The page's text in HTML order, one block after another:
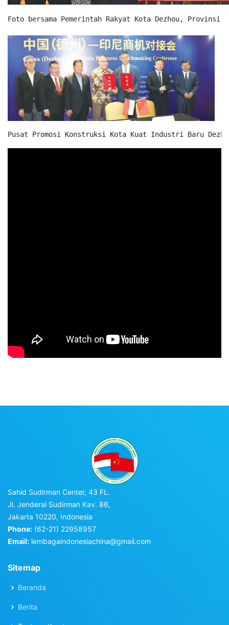
Foto bersama Pemerintah Rakyat Kota Dezhou, Provinsi
Pusat Promosi Konstruksi Kota Kuat Industri Baru
Sahid Sudirman Center, 43 FL.
Jl. Jenderal Sudirman Kav. 86,
Jakarta 10220, Indonesia
Phone: (62-21) 22958957
Email: lembagaindonesiachina@gmail.com
Sitemap
Beranda
Berita